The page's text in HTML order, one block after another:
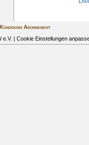
Kündigung Abonnement
e.V. | Cookie Einstellungen